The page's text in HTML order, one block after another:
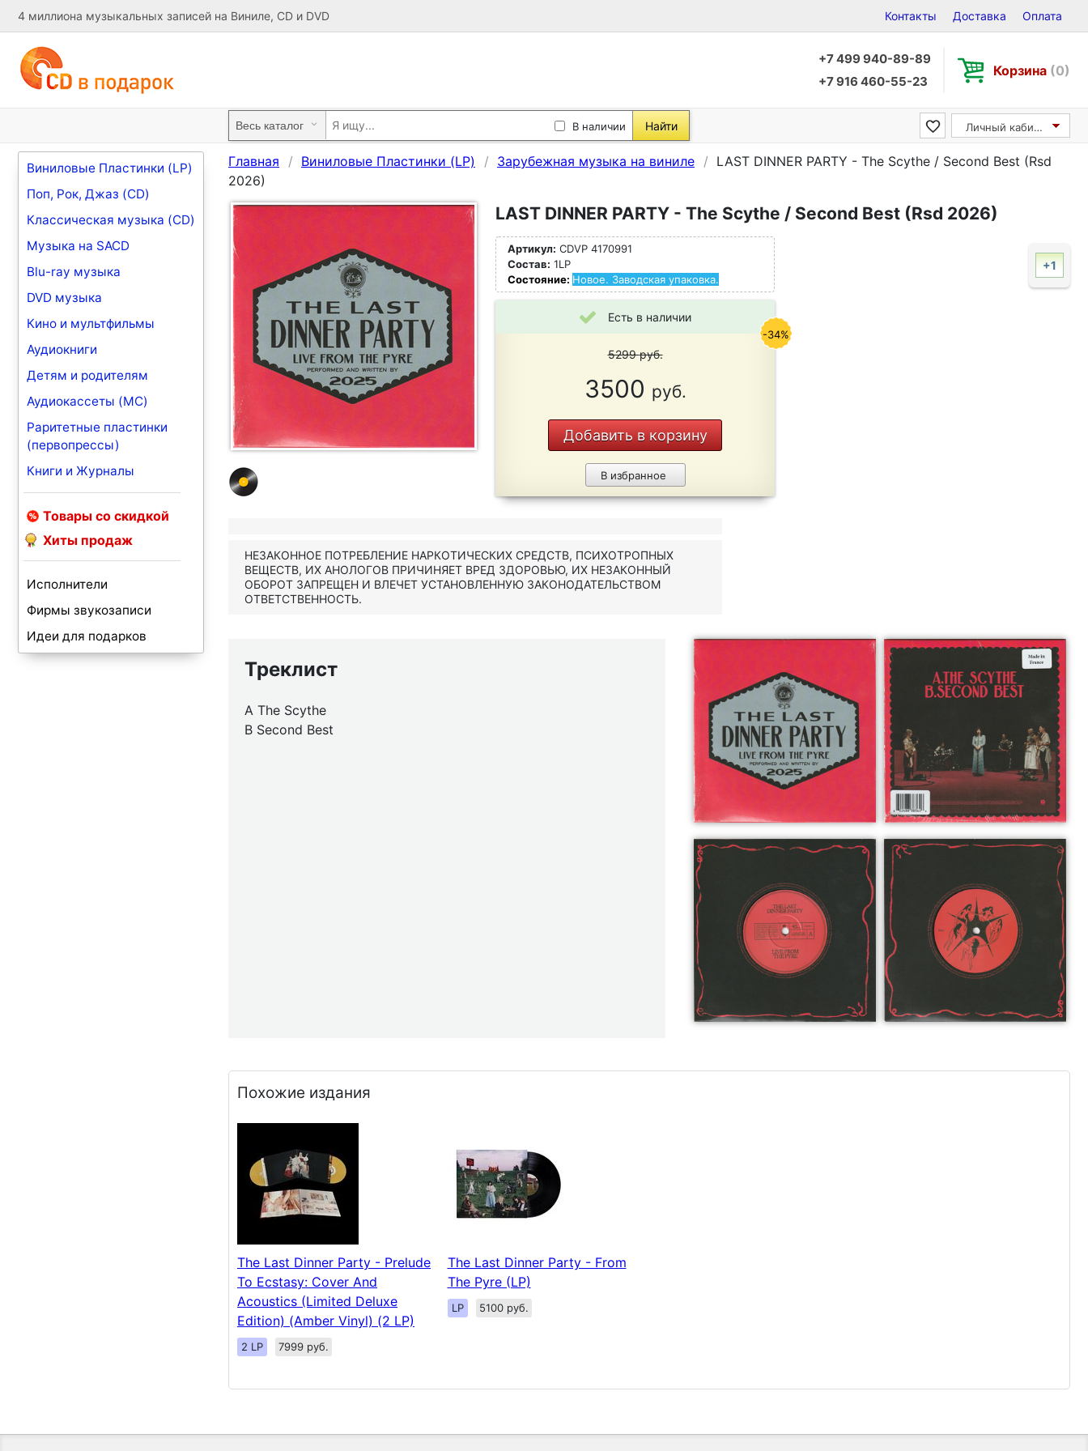
4 миллиона музыкальных записей на Виниле, CD и DVD Контакты Доставка Оплата
+7 499 940-89-89
+7 916 460-55-23
Корзина (0)
В наличии Найти Личный кабинет
Виниловые Пластинки (LP)
Поп, Рок, Джаз (CD)
Классическая музыка (CD)
Музыка на SACD
Blu-ray музыка
DVD музыка
Кино и мультфильмы
Аудиокниги
Детям и родителям
Аудиокассеты (MC)
Раритетные пластинки
(первопрессы)
Книги и Журналы
Товары со скидкой
Хиты продаж
Исполнители
Фирмы звукозаписи
Идеи для подарков
Главная Виниловые Пластинки (LP) Зарубежная музыка на виниле
LAST DINNER PARTY - The Scythe / Second Best (Rsd
2026)
LAST DINNER PARTY - The Scythe / Second Best (Rsd 2026)
Артикул: CDVP 4170991
Состав: 1LP
Состояние: Новое. Заводская упаковка.
Есть в наличии
5299руб.
3500 руб.
Добавить в корзину
В избранное
-34%
+1
НЕЗАКОННОЕ ПОТРЕБЛЕНИЕ НАРКОТИЧЕСКИХ СРЕДСТВ, ПСИХОТРОПНЫХ
ВЕЩЕСТВ, ИХ АНОЛОГОВ ПРИЧИНЯЕТ ВРЕД ЗДОРОВЬЮ, ИХ НЕЗАКОННЫЙ
ОБОРОТ ЗАПРЕЩЕН И ВЛЕЧЕТ УСТАНОВЛЕННУЮ ЗАКОНОДАТЕЛЬСТВОМ
ОТВЕТСТВЕННОСТЬ.
Треклист
A The Scythe
B Second Best
Похожие издания
The Last Dinner Party - Prelude
To Ecstasy: Cover And
Acoustics (Limited Deluxe
Edition) (Amber Vinyl) (2 LP)
2 LP 7999 руб.
The Last Dinner Party - From
The Pyre (LP)
LP 5100 руб.